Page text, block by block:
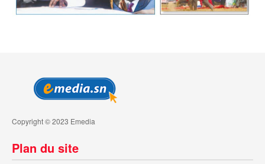
Copyright © 2023 Emedia
Plan du site